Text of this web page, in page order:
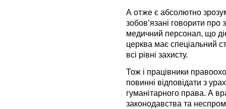
А отже є абсолютно
зобов’язані говорити
медичний персонал, що
церква має спеціальний
всі рівні захисту.
Тож і працівники
повинні відповідати з
гуманітарного права. А
законодавства та